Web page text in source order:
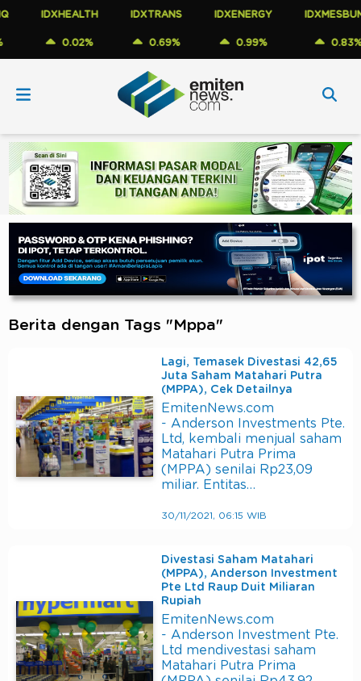
IDXHEALTH
0.02%
IDXTRANS
0.69%
IDXENERGY
0.99%
IDXMESBUMN
0.83%
Berita dengan Tags "Mppa"
Lagi, Temasek Divestasi 42,65
Juta Saham Matahari Putra
(MPPA), Cek Detailnya
EmitenNews.com
- Anderson Investments Pte.
Ltd, kembali menjual saham
Matahari Putra Prima
(MPPA) senilai Rp23,09
miliar. Entitas…
30/11/2021, 06:15 WIB
Divestasi Saham Matahari
(MPPA), Anderson Investment
Pte Ltd Raup Duit Miliaran
Rupiah
EmitenNews.com
- Anderson Investment Pte.
Ltd mendivestasi saham
Matahari Putra Prima